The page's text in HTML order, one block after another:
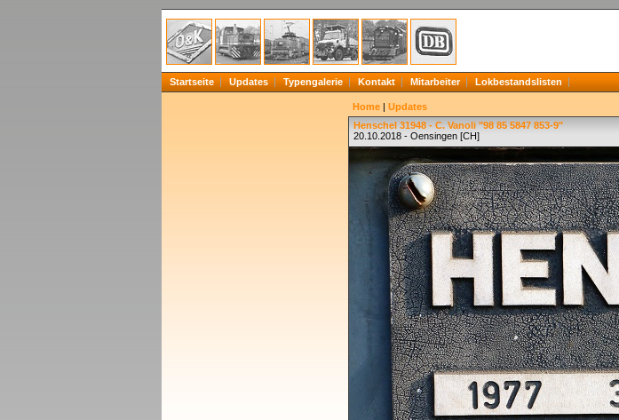
Startseite Updates Typengalerie Kontakt Mitarbeiter Lokbestandslisten
Home | Updates
Henschel 31948 - C. Vanoli "98 85 5847 853-9"
20.10.2018 - Oensingen [CH]